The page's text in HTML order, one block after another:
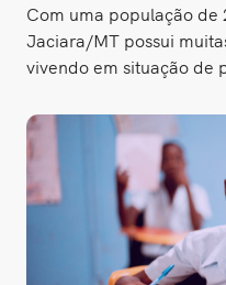
Com uma população de
Jaciara/MT possui
vivendo em situação de